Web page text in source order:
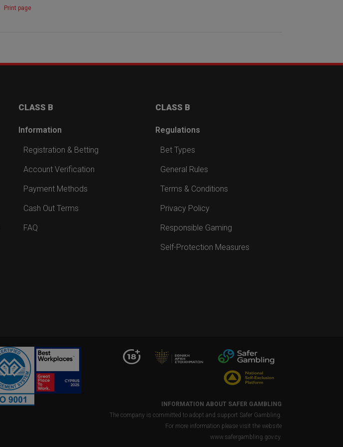
Print page
CLASS B
Information
Registration & Betting
Account Verification
Payment Methods
Cash Out Terms
FAQ
CLASS B
Regulations
Bet Types
General Rules
Terms & Conditions
Privacy Policy
Responsible Gaming
Self-Protection Measures
INFORMATION ABOUT SAFER GAMBLING
The company is committed to adopt and support Safer Gambling.
For more information please visit the website
www.safergambling.gov.cy.